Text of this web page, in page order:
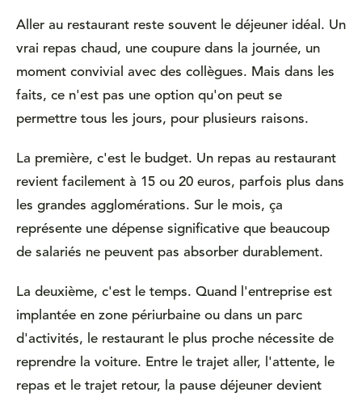
Aller au restaurant reste souvent le déjeuner idéal. Un
vrai repas chaud, une coupure dans la journée, un
moment convivial avec des collègues. Mais dans les
faits, ce n'est pas une option qu'on peut se
permettre tous les jours, pour plusieurs raisons.
La première, c'est le budget. Un repas au restaurant
revient facilement à 15 ou 20 euros, parfois plus dans
les grandes agglomérations. Sur le mois, ça
représente une dépense significative que beaucoup
de salariés ne peuvent pas absorber durablement.
La deuxième, c'est le temps. Quand l'entreprise est
implantée en zone périurbaine ou dans un parc
d'activités, le restaurant le plus proche nécessite de
reprendre la voiture. Entre le trajet aller, l'attente, le
repas et le trajet retour, la pause déjeuner devient